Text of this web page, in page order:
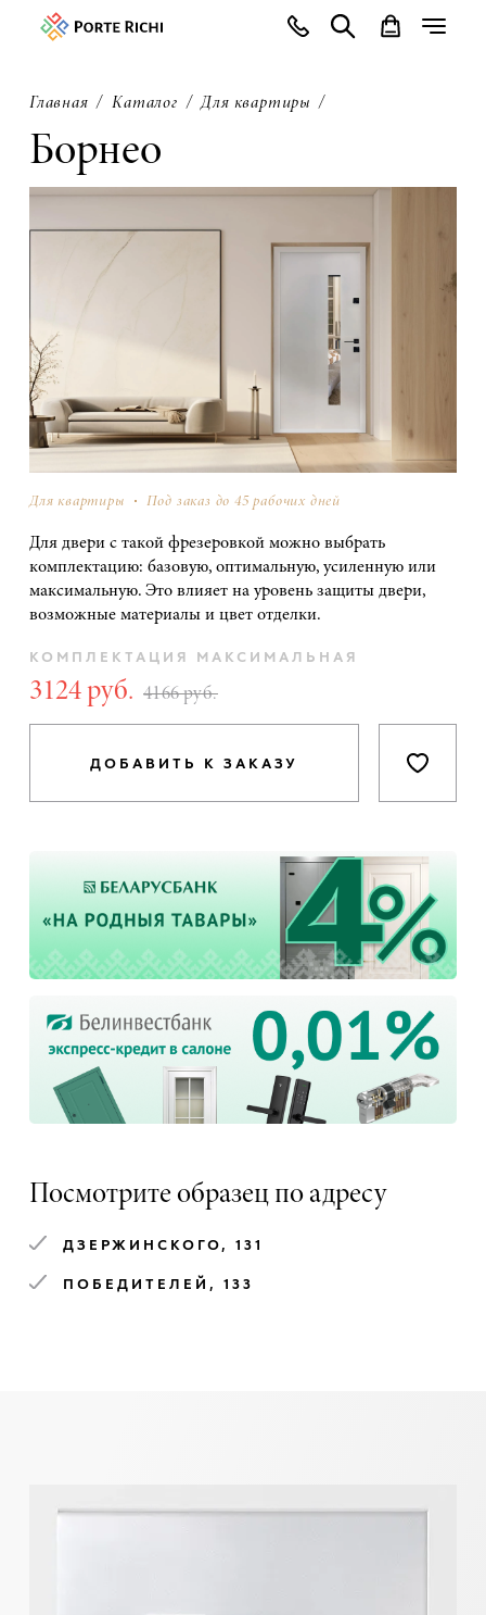
Главная Каталог Для квартиры
Борнео
Для квартиры Под заказ до 45 рабочих дней
Для двери с такой фрезеровкой можно выбрать
комплектацию: базовую, оптимальную, усиленную или
максимальную. Это влияет на уровень защиты двери,
возможные материалы и цвет отделки.
КОМПЛЕКТАЦИЯ МАКСИМАЛЬНАЯ
3124 руб. 4166 руб.
ДОБАВИТЬ К ЗАКАЗУ
Посмотрите образец по адресу
ДЗЕРЖИНСКОГО, 131
ПОБЕДИТЕЛЕЙ, 133